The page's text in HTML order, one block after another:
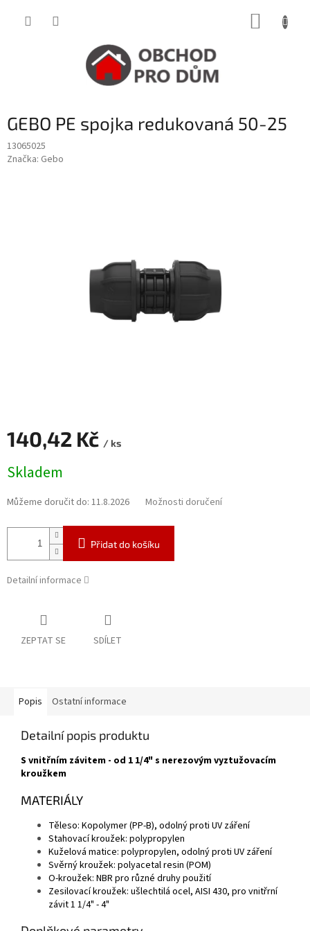
GEBO PE spojka redukovaná 50-25
13065025
Značka: Gebo
140,42 Kč / ks
cena:
Skladem
Můžeme doručit do: 11.8.2026 Možnosti doručení
Přidat do košíku
Detailní informace
ZEPTAT SE SDÍLET
Popis Ostatní informace
Detailní popis produktu
S vnitřním závitem - od 1 1/4" s nerezovým vyztužovacím
kroužkem
MATERIÁLY
Těleso: Kopolymer (PP-B), odolný proti UV záření
Stahovací kroužek: polypropylen
Kuželová matice: polypropylen, odolný proti UV záření
Svěrný kroužek: polyacetal resin (POM)
O-kroužek: NBR pro různé druhy použití
Zesilovací kroužek: ušlechtilá ocel, AISI 430, pro vnitřrní
závit 1 1/4" - 4"